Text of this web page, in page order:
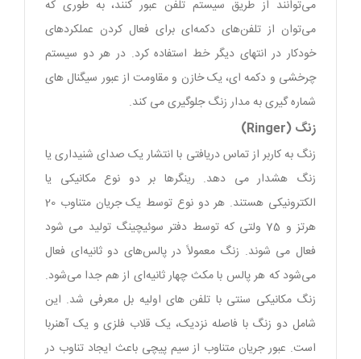
می‌توانند از طریق سیستم تلفن عبور کنند، به طوری که
می‌توان از تلفن‌های دکمه‌ای برای فعال کردن عملکردهای
خودکار در انتهای دیگر خط استفاده کرد. در هر دو سیستم
چرخشی و دکمه ای، یک خازن و مقاومت از عبور سیگنال های
شماره گیری به مدار زنگ جلوگیری می کند.
زنگ (Ringer)
زنگ به کاربر از تماس دریافتی با انتشار یک صدای شنیداری یا
زنگ هشدار می دهد. رینگرها بر دو نوع مکانیکی یا
الکترونیکی هستند. هر دو نوع توسط یک جریان متناوب 20
هرتز و 75 ولتی که توسط دفتر سوئیچینگ تولید می شود
فعال می شوند. زنگ معمولاً در پالس‌های دو ثانیه‌ای فعال
می‌شود که هر پالس با مکث چهار ثانیه‌ای از هم جدا می‌شود.
زنگ مکانیکی سنتی با تلفن های اولیه بل معرفی شد. این
شامل دو زنگ با فاصله نزدیک، یک قلاب فلزی و یک آهنربا
است. عبور جریان متناوب از سیم پیچی باعث ایجاد تناوب در